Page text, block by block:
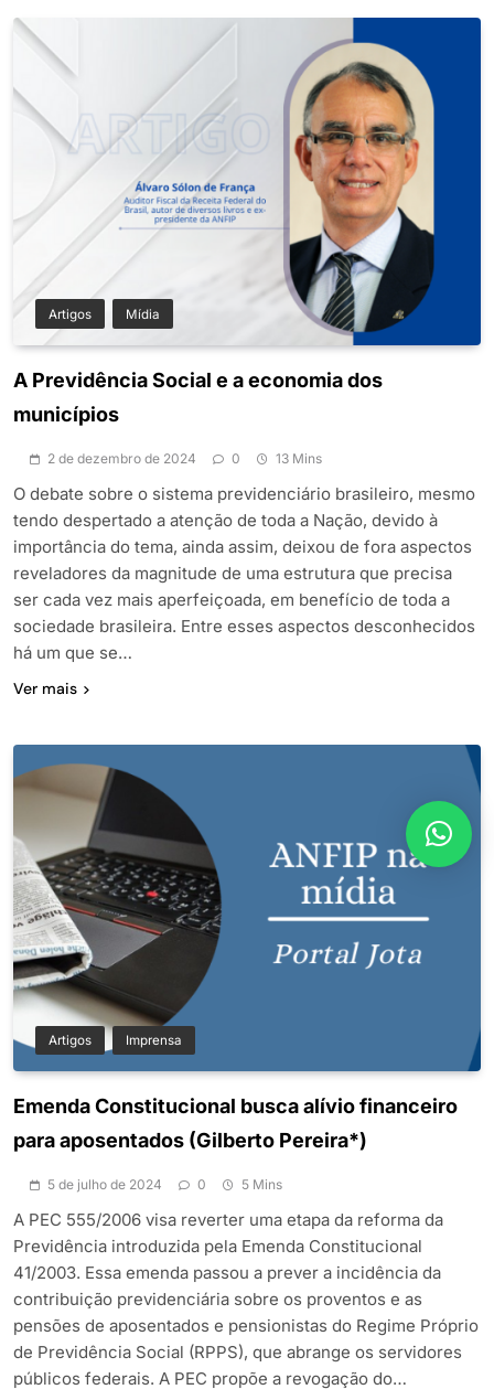
Artigos Mídia
A Previdência Social e a economia dos
municípios
2 de dezembro de 2024 0 13 Mins
O debate sobre o sistema previdenciário brasileiro, mesmo
tendo despertado a atenção de toda a Nação, devido à
importância do tema, ainda assim, deixou de fora aspectos
reveladores da magnitude de uma estrutura que precisa
ser cada vez mais aperfeiçoada, em benefício de toda a
sociedade brasileira. Entre esses aspectos desconhecidos
há um que se…
Ver mais
Artigos Imprensa
Emenda Constitucional busca alívio financeiro
para aposentados (Gilberto Pereira*)
5 de julho de 2024 0 5 Mins
A PEC 555/2006 visa reverter uma etapa da reforma da
Previdência introduzida pela Emenda Constitucional
41/2003. Essa emenda passou a prever a incidência da
contribuição previdenciária sobre os proventos e as
pensões de aposentados e pensionistas do Regime Próprio
de Previdência Social (RPPS), que abrange os servidores
públicos federais. A PEC propõe a revogação do…